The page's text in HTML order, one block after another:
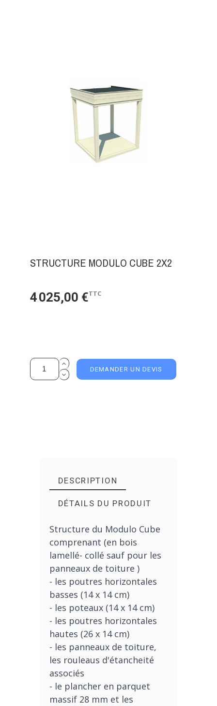
STRUCTURE MODULO CUBE 2X2
4 025,00 €TTC
DEMANDER UN DEVIS
DESCRIPTION
DÉTAILS DU PRODUIT
Structure du Modulo Cube
comprenant (en bois
lamellé- collé sauf pour les
panneaux de toiture )
- les poutres horizontales
basses (14 x 14 cm)
- les poteaux (14 x 14 cm)
- les poutres horizontales
hautes (26 x 14 cm)
- les panneaux de toiture,
les rouleaus d'étancheité
associés
- le plancher en parquet
massif 28 mm et les